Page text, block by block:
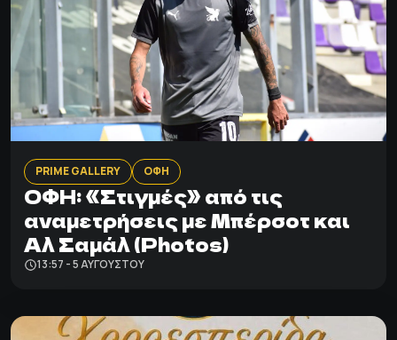
PRIME GALLERY ΟΦΗ
ΟΦΗ: «Στιγμές» από τις
αναμετρήσεις με Μπέρσοτ και
Αλ Σαμάλ (Photos)
13:57 - 5 ΑΥΓΟΎΣΤΟΥ